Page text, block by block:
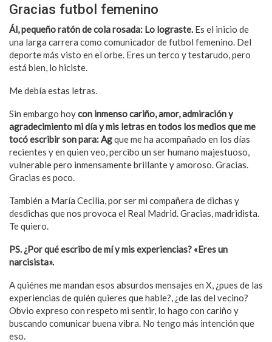
Gracias futbol femenino
Ál, pequeño ratón de cola rosada: Lo lograste. Es el inicio de
una larga carrera como comunicador de futbol femenino. Del
deporte más visto en el orbe. Eres un terco y testarudo, pero
está bien, lo hiciste.
Me debía estas letras.
Sin embargo hoycon inmenso cariño, amor, admiración y
agradecimiento mi día y mis letras en todos los medios que me
tocó escribir son para: Agque me ha acompañado en los días
recientes y en quien veo, percibo un ser humano majestuoso,
vulnerable pero inmensamente brillante y amoroso. Gracias.
Gracias es poco.
También a María Cecilia, por ser mi compañera de dichas y
desdichas que nos provoca el Real Madrid. Gracias, madridista.
Te quiero.
PS. ¿Por qué escribo de mí y mis experiencias? «Eres un
narcisista».
A quiénes me mandan esos absurdos mensajes en X, ¿pues de las
experiencias de quién quieres que hable?, ¿de las del vecino?
Obvio expreso con respeto mi sentir, lo hago con cariño y
buscando comunicar buena vibra. No tengo más intención que
eso.